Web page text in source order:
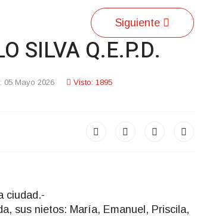
Siguiente
SILVA Q.E.P.D.
05 Mayo 2026 Visto: 1895
ciudad.-
sus nietos: María, Emanuel, Priscila,